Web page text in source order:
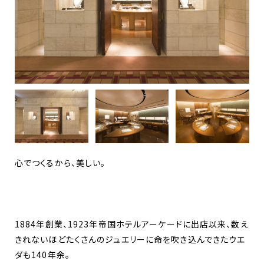
心でつくるから、美しい。
1884年創業、1923年帝国ホテルアーケードに出店以来、数え
きれないほどたくさんのジュエリーに命を吹き込んできたウエ
ダも140年余。